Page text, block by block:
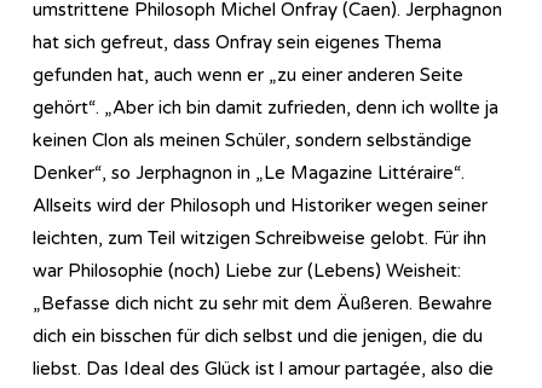
umstrittene Philosoph Michel Onfray (Caen). Jerphagnon
hat sich gefreut, dass Onfray sein eigenes Thema
gefunden hat, auch wenn er „zu einer anderen Seite
gehört“. „Aber ich bin damit zufrieden, denn ich wollte ja
keinen Clon als meinen Schüler, sondern selbständige
Denker“, so Jerphagnon in „Le Magazine Littéraire“.
Allseits wird der Philosoph und Historiker wegen seiner
leichten, zum Teil witzigen Schreibweise gelobt. Für ihn
war Philosophie (noch) Liebe zur (Lebens) Weisheit:
„Befasse dich nicht zu sehr mit dem Äußeren. Bewahre
dich ein bisschen für dich selbst und die jenigen, die du
liebst. Das Ideal des Glück ist l amour partagée, also die